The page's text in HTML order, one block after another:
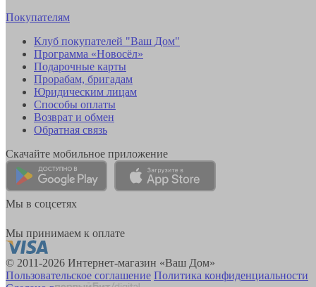
Покупателям
Клуб покупателей "Ваш Дом"
Программа «Новосёл»
Подарочные карты
Прорабам, бригадам
Юридическим лицам
Способы оплаты
Возврат и обмен
Обратная связь
Скачайте мобильное приложение
Мы в соцсетях
Мы принимаем к оплате
© 2011-2026 Интернет-магазин «Ваш Дом»
Пользовательское соглашение Политика конфиденциальности